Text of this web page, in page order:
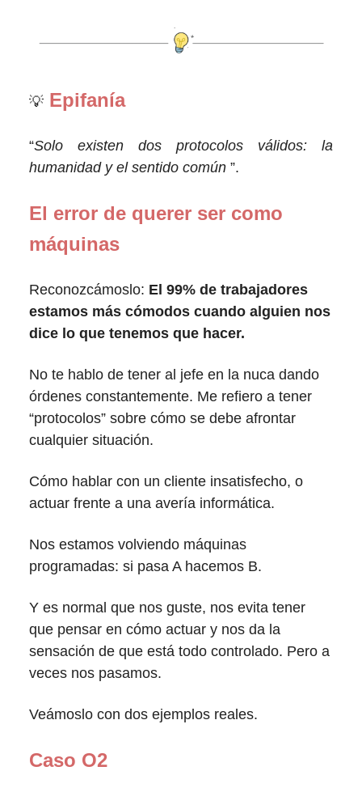
💡 Epifanía
“Solo existen dos protocolos válidos: la
humanidad y el sentido común ”.
El error de querer ser como
máquinas
Reconozcámoslo: El 99% de trabajadores
estamos más cómodos cuando alguien nos
dice lo que tenemos que hacer.
No te hablo de tener al jefe en la nuca dando
órdenes constantemente. Me refiero a tener
“protocolos” sobre cómo se debe afrontar
cualquier situación.
Cómo hablar con un cliente insatisfecho, o
actuar frente a una avería informática.
Nos estamos volviendo máquinas
programadas: si pasa A hacemos B.
Y es normal que nos guste, nos evita tener
que pensar en cómo actuar y nos da la
sensación de que está todo controlado. Pero a
veces nos pasamos.
Veámoslo con dos ejemplos reales.
Caso O2